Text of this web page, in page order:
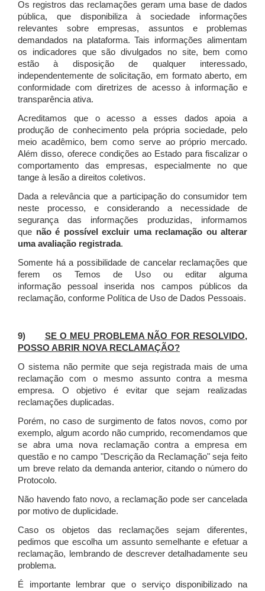
Os registros das reclamações geram uma base de dados
pública, que disponibiliza à sociedade informações
relevantes sobre empresas, assuntos e problemas
demandados na plataforma. Tais informações alimentam
os indicadores que são divulgados no site, bem como
estão à disposição de qualquer interessado,
independentemente de solicitação, em formato aberto, em
conformidade com diretrizes de acesso à informação e
transparência ativa.
Acreditamos que o acesso a esses dados apoia a
produção de conhecimento pela própria sociedade, pelo
meio acadêmico, bem como serve ao próprio mercado.
Além disso, oferece condições ao Estado para fiscalizar o
comportamento das empresas, especialmente no que
tange à lesão a direitos coletivos.
Dada a relevância que a participação do consumidor tem
neste processo, e considerando a necessidade de
segurança das informações produzidas, informamos
que não é possível excluir uma reclamação ou alterar
uma avaliação registrada.
Somente há a possibilidade de cancelar reclamações que
ferem os Temos de Uso ou editar alguma
informação pessoal inserida nos campos públicos da
reclamação, conforme Política de Uso de Dados Pessoais.
9) SE O MEU PROBLEMA NÃO FOR RESOLVIDO,
POSSO ABRIR NOVA RECLAMAÇÃO?
O sistema não permite que seja registrada mais de uma
reclamação com o mesmo assunto contra a mesma
empresa. O objetivo é evitar que sejam realizadas
reclamações duplicadas.
Porém, no caso de surgimento de fatos novos, como por
exemplo, algum acordo não cumprido, recomendamos que
se abra uma nova reclamação contra a empresa em
questão e no campo "Descrição da Reclamação" seja feito
um breve relato da demanda anterior, citando o número do
Protocolo.
Não havendo fato novo, a reclamação pode ser cancelada
por motivo de duplicidade.
Caso os objetos das reclamações sejam diferentes,
pedimos que escolha um assunto semelhante e efetuar a
reclamação, lembrando de descrever detalhadamente seu
problema.
É importante lembrar que o serviço disponibilizado na